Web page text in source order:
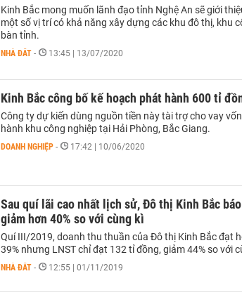
Kinh Bắc mong muốn lãnh đạo tỉnh Nghệ An sẽ giới
một số vị trí có khả năng xây dựng các khu đô thị, khu
bàn tỉnh.
NHÀ ĐẤT - 13:45 | 13/07/2020
Kinh Bắc công bố kế hoạch phát hành 600 tỉ
Công ty dự kiến dùng nguồn tiền này tài trợ cho vay
hành khu công nghiệp tại Hải Phòng, Bắc Giang.
DOANH NGHIỆP - 17:42 | 10/06/2020
Sau quí lãi cao nhất lịch sử, Đô thị Kinh Bắc
giảm hơn 40% so với cùng kì
Quí III/2019, doanh thu thuần của Đô thị Kinh Bắc đạt
39% nhưng LNST chỉ đạt 132 tỉ đồng, giảm 44% so với
NHÀ ĐẤT - 12:55 | 01/11/2019